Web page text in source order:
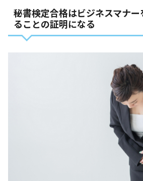
秘書検定合格はビジネスマナ
ることの証明になる